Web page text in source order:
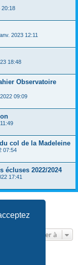
20:18
2023 12:11
18:48
Observatoire
09:09
col de la Madeleine
07:54
écluses 2022/2024
17:41
5 … 13
Aller à
Limited